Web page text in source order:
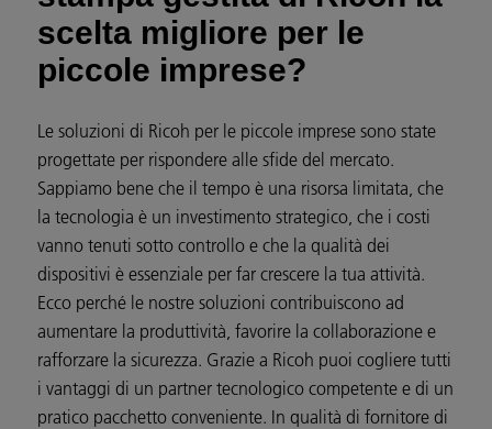
scelta migliore per le
piccole imprese?
Le soluzioni di Ricoh per le piccole imprese sono state
progettate per rispondere alle sfide del mercato.
Sappiamo bene che il tempo è una risorsa limitata, che
la tecnologia è un investimento strategico, che i costi
vanno tenuti sotto controllo e che la qualità dei
dispositivi è essenziale per far crescere la tua attività.
Ecco perché le nostre soluzioni contribuiscono ad
aumentare la produttività, favorire la collaborazione e
rafforzare la sicurezza. Grazie a Ricoh puoi cogliere tutti
i vantaggi di un partner tecnologico competente e di un
pratico pacchetto conveniente. In qualità di fornitore di